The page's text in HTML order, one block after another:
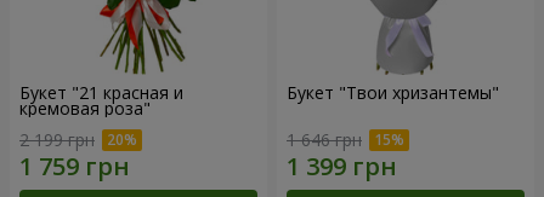
Букет "21 красная и
кремовая роза"
2 199 грн
Букет "Твои хризантемы"
1 646 грн